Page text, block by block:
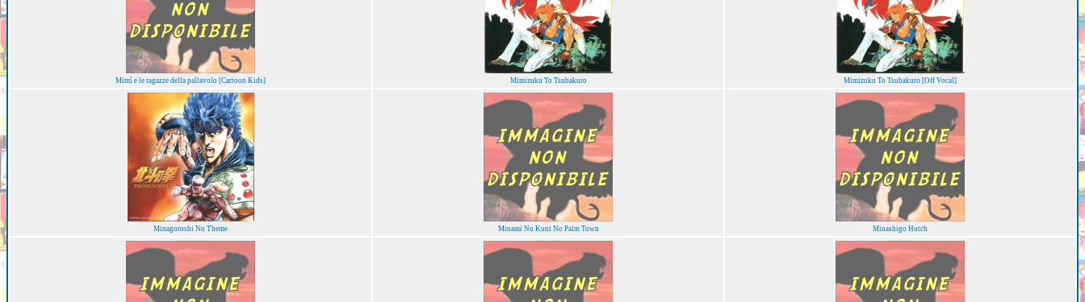
Mimì e le ragazze della pallavolo [Cartoon Kids] Mimizuku To Tsubakuro Mimizuku To Tsubakuro [Off Vocal]
Minagoroshi No Theme Minami No Kuni No Palm Town Minashigo Hutch